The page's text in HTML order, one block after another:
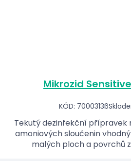
Mikrozid
KÓD: 70003136
Tekutý dezinfekční přípravek
amoniových sloučenin
malých ploch a povrchů